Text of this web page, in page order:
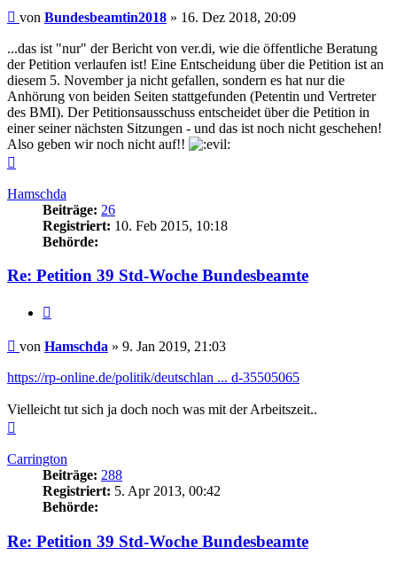
Beitrag
von Bundesbeamtin2018 » 16. Dez 2018, 20:09
...das ist "nur" der Bericht von ver.di, wie die öffentliche Beratung
der Petition verlaufen ist! Eine Entscheidung über die Petition ist an
diesem 5. November ja nicht gefallen, sondern es hat nur die
Anhörung von beiden Seiten stattgefunden (Petentin und Vertreter
des BMI). Der Petitionsausschuss entscheidet über die Petition in
einer seiner nächsten Sitzungen - und das ist noch nicht geschehen!
Also geben wir noch nicht auf!!
Hamschda
Beiträge: 26
Registriert: 10. Feb 2015, 10:18
Behörde:
Re: Petition 39 Std-Woche Bundesbeamte
Beitrag
von Hamschda » 9. Jan 2019, 21:03
https://rp-online.de/politik/deutschlan ... d-35505065
Vielleicht tut sich ja doch noch was mit der Arbeitszeit..
Carrington
Beiträge: 288
Registriert: 5. Apr 2013, 00:42
Behörde:
Re: Petition 39 Std-Woche Bundesbeamte